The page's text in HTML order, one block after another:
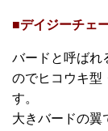
■デイジーチェ
バードと呼ばれ
のでヒコウキ型
す。
大きバードの翼